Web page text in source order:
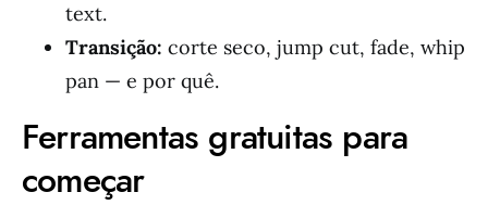
text.
Transição: corte seco, jump cut, fade, whip
pan — e por quê.
Ferramentas gratuitas para
começar